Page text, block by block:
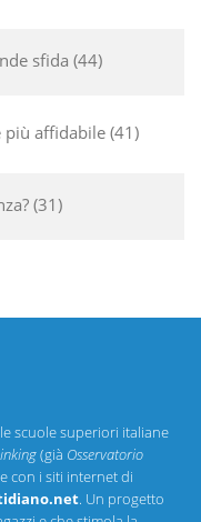
sfida 44
più affidabile 41
31
scuole superiori italiane
(già Osservatorio
con i siti internet di
. Un progetto